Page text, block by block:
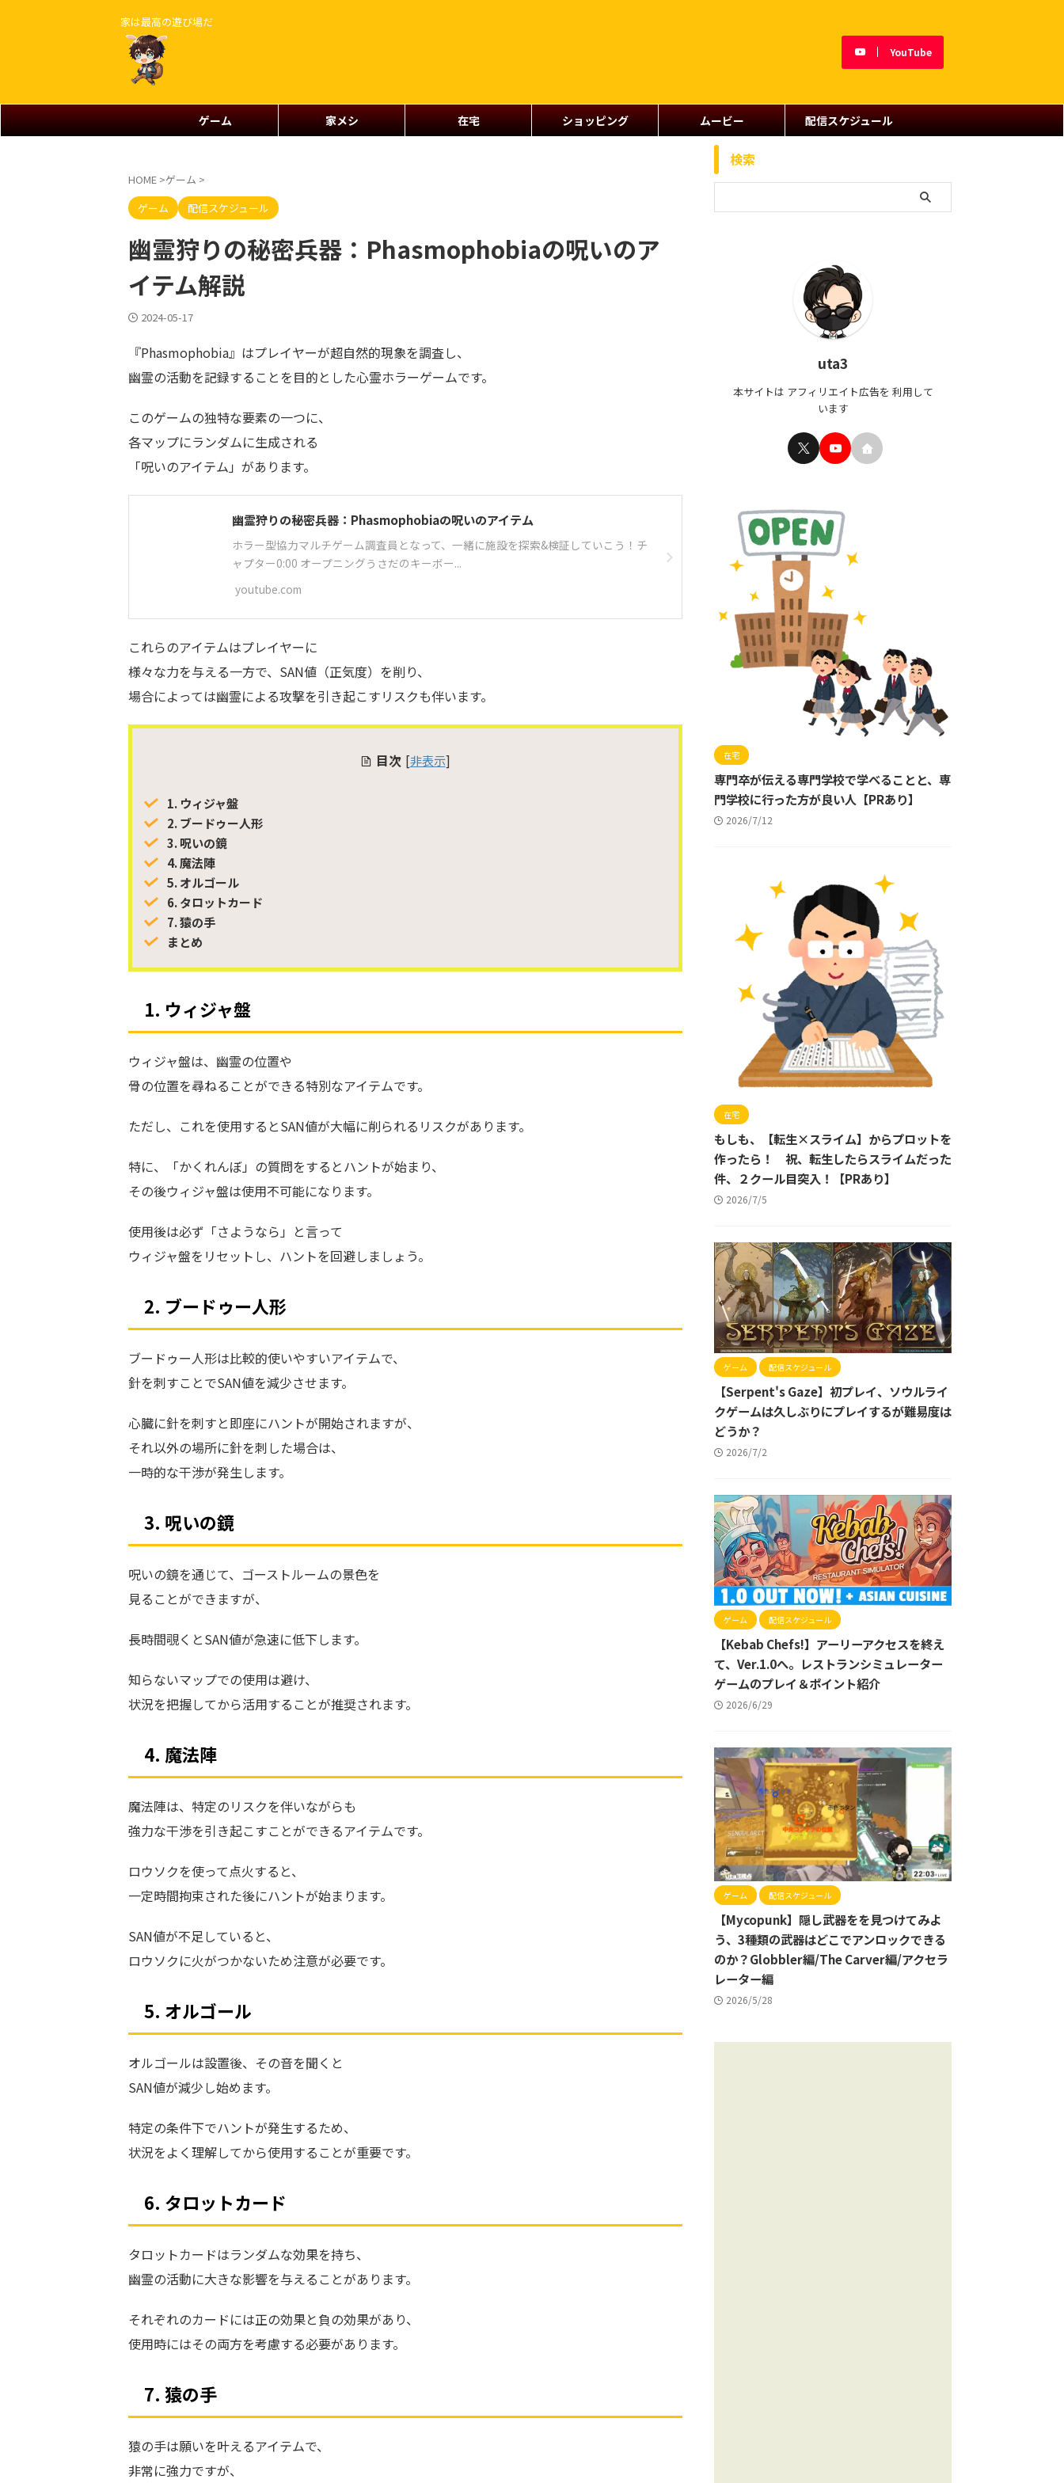
家は最高の遊び場だ
YouTube
ゲーム 家メシ 在宅 ショッピング ムービー 配信スケジュール
HOME >ゲーム >
ゲーム
配信スケジュール
幽霊狩りの秘密兵器：Phasmophobiaの呪いのア
イテム解説
2024-05-17
『Phasmophobia』はプレイヤーが超自然的現象を調査し、
幽霊の活動を記録することを目的とした心霊ホラーゲームです。
このゲームの独特な要素の一つに、
各マップにランダムに生成される
「呪いのアイテム」があります。
幽霊狩りの秘密兵器：Phasmophobiaの呪いのアイテム
ホラー型協力マルチゲーム調査員となって、一緒に施設を探索&検証していこう！チ
ャプター0:00 オープニングうさだのキーボー...
youtube.com
これらのアイテムはプレイヤーに
様々な力を与える一方で、SAN値（正気度）を削り、
場合によっては幽霊による攻撃を引き起こすリスクも伴います。
目次 [非表示]
1. ウィジャ盤
2. ブードゥー人形
3. 呪いの鏡
4. 魔法陣
5. オルゴール
6. タロットカード
7. 猿の手
まとめ
1. ウィジャ盤
ウィジャ盤は、幽霊の位置や
骨の位置を尋ねることができる特別なアイテムです。
ただし、これを使用するとSAN値が大幅に削られるリスクがあります。
特に、「かくれんぼ」の質問をするとハントが始まり、
その後ウィジャ盤は使用不可能になります。
使用後は必ず「さようなら」と言って
ウィジャ盤をリセットし、ハントを回避しましょう。
2. ブードゥー人形
ブードゥー人形は比較的使いやすいアイテムで、
針を刺すことでSAN値を減少させます。
心臓に針を刺すと即座にハントが開始されますが、
それ以外の場所に針を刺した場合は、
一時的な干渉が発生します。
3. 呪いの鏡
呪いの鏡を通じて、ゴーストルームの景色を
見ることができますが、
長時間覗くとSAN値が急速に低下します。
知らないマップでの使用は避け、
状況を把握してから活用することが推奨されます。
4. 魔法陣
魔法陣は、特定のリスクを伴いながらも
強力な干渉を引き起こすことができるアイテムです。
ロウソクを使って点火すると、
一定時間拘束された後にハントが始まります。
SAN値が不足していると、
ロウソクに火がつかないため注意が必要です。
5. オルゴール
オルゴールは設置後、その音を聞くと
SAN値が減少し始めます。
特定の条件下でハントが発生するため、
状況をよく理解してから使用することが重要です。
6. タロットカード
タロットカードはランダムな効果を持ち、
幽霊の活動に大きな影響を与えることがあります。
それぞれのカードには正の効果と負の効果があり、
使用時にはその両方を考慮する必要があります。
7. 猿の手
猿の手は願いを叶えるアイテムで、
非常に強力ですが、
検索
uta3
本サイトは アフィリエイト広告を 利用して
います
在宅
専門卒が伝える専門学校で学べることと、専
門学校に行った方が良い人【PRあり】
2026/7/12
在宅
もしも、【転生×スライム】からプロットを
作ったら！ 祝、転生したらスライムだった
件、２クール目突入！【PRあり】
2026/7/5
ゲーム 配信スケジュール
【Serpent's Gaze】初プレイ、ソウルライ
クゲームは久しぶりにプレイするが難易度は
どうか？
2026/7/2
ゲーム 配信スケジュール
【Kebab Chefs!】アーリーアクセスを終え
て、Ver.1.0へ。レストランシミュレーター
ゲームのプレイ＆ポイント紹介
2026/6/29
ゲーム 配信スケジュール
【Mycopunk】隠し武器をを見つけてみよ
う、3種類の武器はどこでアンロックできる
のか？Globbler編/The Carver編/アクセラ
レーター編
2026/5/28